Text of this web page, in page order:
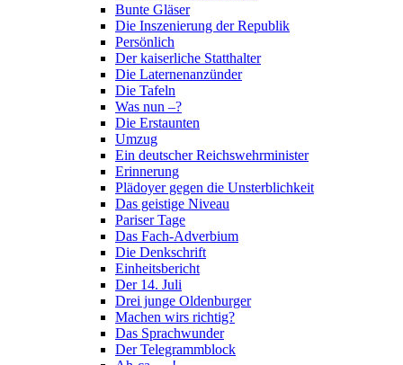
Bunte Gläser
Die Inszenierung der Republik
Persönlich
Der kaiserliche Statthalter
Die Laternenanzünder
Die Tafeln
Was nun –?
Die Erstaunten
Umzug
Ein deutscher Reichswehrminister
Erinnerung
Plädoyer gegen die Unsterblichkeit
Das geistige Niveau
Pariser Tage
Das Fach-Adverbium
Die Denkschrift
Einheitsbericht
Der 14. Juli
Drei junge Oldenburger
Machen wirs richtig?
Das Sprachwunder
Der Telegrammblock